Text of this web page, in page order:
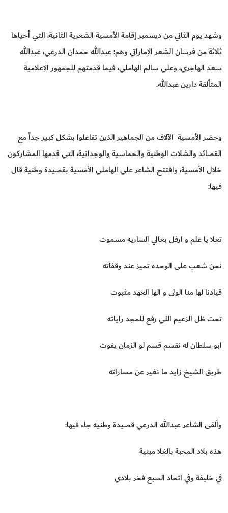
وشهد يوم الثاني من ديسمبر إقامة الأمسية الشعرية الثانية، التي أحياها
ثلاثة من فرسان الشعر الإماراتي وهم: عبدالله حمدان الدرعي، عبدالله
سعد الهاجري، وعلي سالم الهاملي، فيما قدمتهم للجمهور الإعلامية
المتألقة دارين عبدالله.
وحضر الأمسية الآلاف من الجماهير الذين تفاعلوا بشكل كبير جداً مع
القصائد والشلات الوطنية والحماسية والوجدانية، التي قدمها المشاركون
خلال الأمسية، وافتتح الشاعر علي الهاملي الأمسية بقصيدة وطنية قال
فيها:
تعلا يا علم و ارفل بعالي الساريه مسموت
نحن شعبٍ على الوحده تميز عند وقفاته
قيادنا لها منا الولى و الها العهد مثبوت
تحت ظل الزعيم اللي رفع للمجد راياته
ابو سلطان له نقسم قسم لو الزمان يفوت
طريق الشيخ زايد ما نغير عن مساراته
وألقى الشاعر عبدالله الدرعي قصيدة وطنيه جاء فيها:
هذه بلاد المحبة بالغلا مبنية
في خليفة وفي اتحاد السبع فخر بلادي